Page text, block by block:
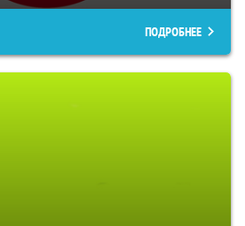
ПОДРОБНЕЕ